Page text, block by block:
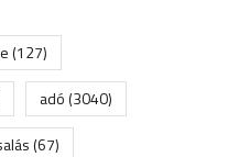
(127)
adó(3040)
(67)